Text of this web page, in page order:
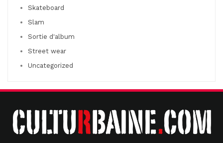
Skateboard
Slam
Sortie d'album
Street wear
Uncategorized